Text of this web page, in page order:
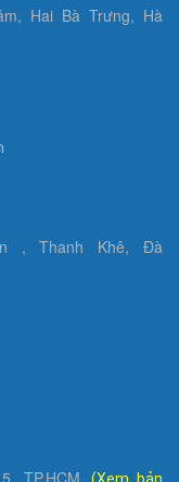
Hai Bà Trưng, Hà
, Thanh Khê, Đà
TP.HCM (Xem bản